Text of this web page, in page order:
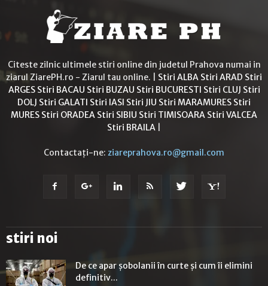
Citeste zilnic ultimele stiri online din judetul Prahova numai in
ziarul ZiarePH.ro - Ziarul tau online. | Stiri ALBA Stiri ARAD Stiri
ARGES Stiri BACAU Stiri BUZAU Stiri BUCURESTI Stiri CLUJ Stiri
DOLJ Stiri GALATI Stiri IASI Stiri JIU Stiri MARAMURES Stiri
MURES Stiri ORADEA Stiri SIBIU Stiri TIMISOARA Stiri VALCEA
Stiri BRAILA
Contactați-ne: ziareprahova.ro@gmail.com
stiri noi
De ce apar șobolanii în curte și cum îi elimini
definitiv...